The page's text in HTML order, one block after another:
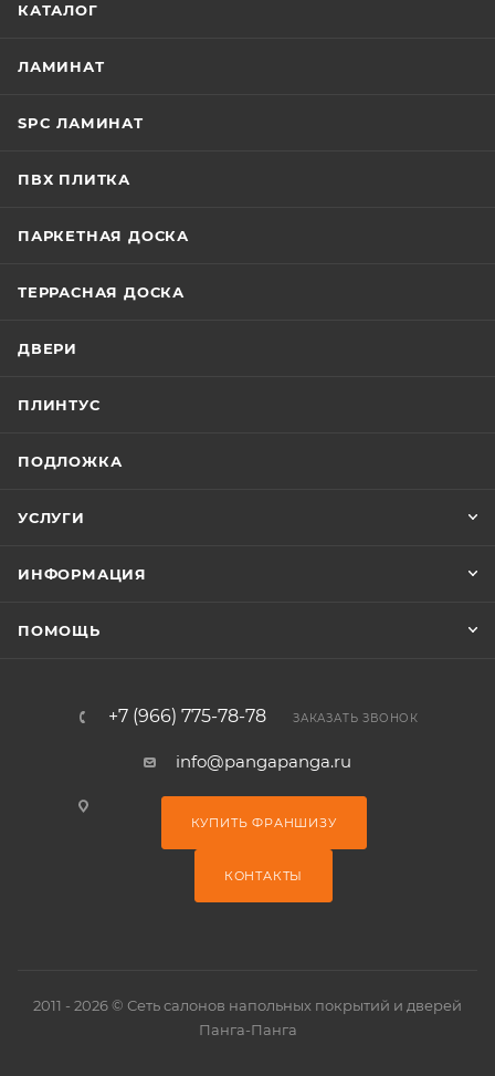
КАТАЛОГ
ЛАМИНАТ
SPC ЛАМИНАТ
ПВХ ПЛИТКА
ПАРКЕТНАЯ ДОСКА
ТЕРРАСНАЯ ДОСКА
ДВЕРИ
ПЛИНТУС
ПОДЛОЖКА
УСЛУГИ
ИНФОРМАЦИЯ
ПОМОЩЬ
+7 (966) 775-78-78 ЗАКАЗАТЬ ЗВОНОК
info@pangapanga.ru
КУПИТЬ ФРАНШИЗУ
КОНТАКТЫ
2011 - 2026 © Сеть салонов напольных покрытий и дверей
Панга-Панга